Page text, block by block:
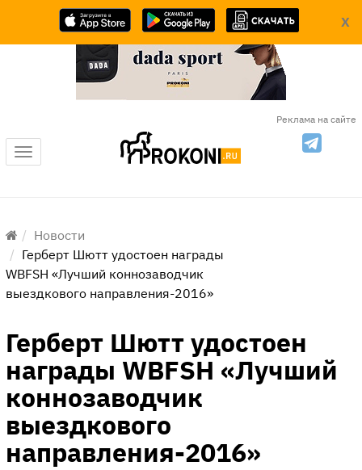
X
Реклама на сайте
Меню
Новости
Герберт Шютт удостоен награды
WBFSH «Лучший коннозаводчик
выездкового направления-2016»
Герберт Шютт удостоен
награды WBFSH «Лучший
коннозаводчик
выездкового
направления-2016»